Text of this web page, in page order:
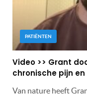
PATIËNTEN
Video >> Grant
chronische pijn en
Van nature heeft